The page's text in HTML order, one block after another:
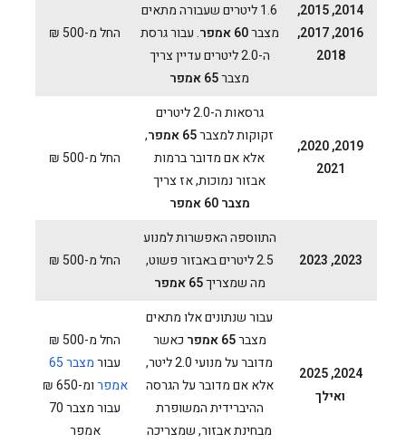
2014, 2015,
2016, 2017,
2018
1.6 ליטרים שעבורה מתאים
מצבר60 אמפר
. עבור גרסת
ה-2.0 ליטרים עדיין צריך
מצבר65 אמפר
החל מ-500 ₪
2019, 2020,
2021
גרסאות ה-2.0 ליטרים
זקוקות למצבר65 אמפר
,
אלא אם מדובר ברמות
אבזור נמוכות, אז צריך
מצבר 60 אמפר
החל מ-500 ₪
2023, 2023
התווספה האפשרות למנוע
2.5 ליטרים באבזור פשוט,
מה שמצריך65 אמפר
החל מ-500 ₪
2024, 2025
ואילך
עבור שנתונים אלו מתאים
מצבר65 אמפר
כאשר
מדובר על מנועי 2.0 ליטר,
אלא אם מדובר על הגרסה
ההיברידית המשופרת
מבחינת אבזור, שמצריכה
החל מ-500 ₪
עבור
מצבר 65
אמפר
ומ-650 ₪
עבור מצבר 70
אמפר